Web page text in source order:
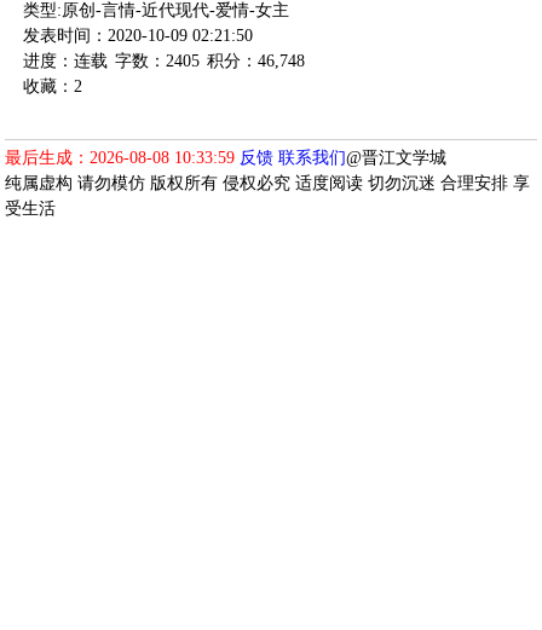
类型:原创-言情-近代现代-爱情-女主
发表时间：2020-10-09 02:21:50
进度：连载 字数：2405 积分：46,748
收藏：2
最后生成：2026-08-08 10:33:59 反馈 联系我们@晋江文学城
纯属虚构 请勿模仿 版权所有 侵权必究 适度阅读 切勿沉迷 合理安排 享
受生活